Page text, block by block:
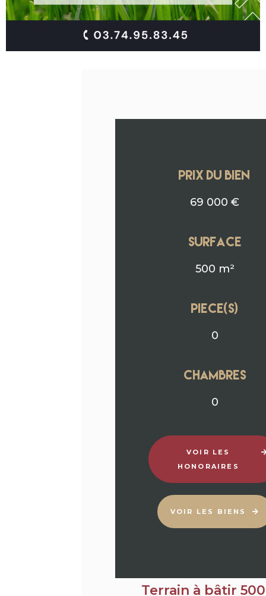
Terrain à bâtir
PRIX DU BIEN
69 000 €
surface
500 m²
Piece(s)
0
chambres
0
VOIR LES
HONORAIRES
VOIR LES BIENS